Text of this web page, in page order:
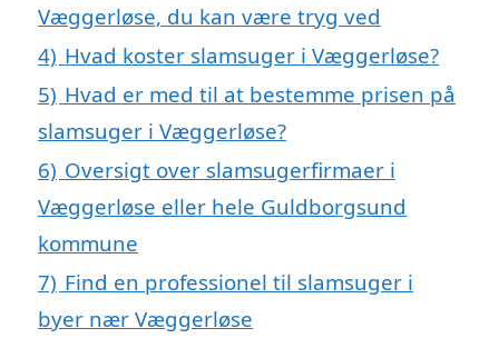
Væggerløse, du kan være tryg ved
4) Hvad koster slamsuger i Væggerløse?
5) Hvad er med til at bestemme prisen på
slamsuger i Væggerløse?
6) Oversigt over slamsugerfirmaer i
Væggerløse eller hele Guldborgsund
kommune
7) Find en professionel til slamsuger i
byer nær Væggerløse